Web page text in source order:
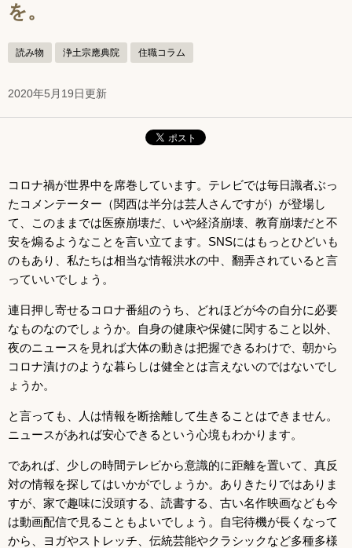
を。
読み物 浄土宗應典院 住職コラム
2020年5月19日更新
コロナ禍が世界中を席巻しています。テレビでは毎日識者ぶっ
たコメンテーター（関西は半分は芸人さんですが）が登場し
て、このままでは医療崩壊だ、いや経済崩壊、教育崩壊だと不
安を煽るようなことを言い立てます。SNSにはもっとひどいも
のもあり、私たちは相当な情報洪水の中、翻弄されていると言
っていいでしょう。
連日押し寄せるコロナ番組のうち、どれほどが今の自分に必要
なものなのでしょうか。自身の健康や保健に関すること以外、
夜のニュースを見れば大体の動きは把握できるわけで、朝から
コロナ漬けのような暮らしは健全とは言えないのではないでし
ょうか。
と言っても、人は情報を断捨離して生きることはできません。
ニュースがあれば安心できるという心境もわかります。
であれば、少しの時間テレビから意識的に距離を置いて、真反
対の情報を探してはいかがでしょうか。ありきたりではありま
すが、家で趣味に没頭する、読書する、古い名作映画なども今
は動画配信で見ることもよいでしょう。自宅待機が長くなって
から、ヨガやストレッチ、伝統芸能やクラシックなど多種多様